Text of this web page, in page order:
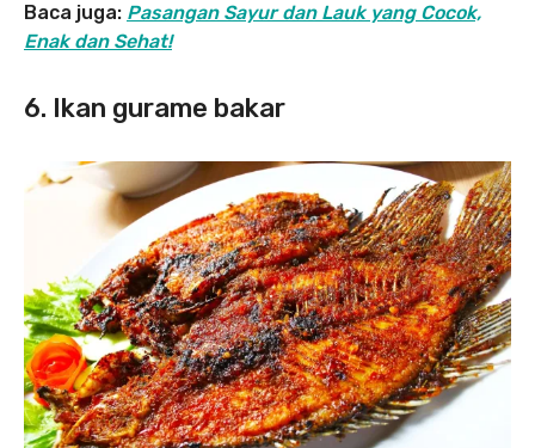
Baca juga: Pasangan Sayur dan Lauk yang Cocok,
Enak dan Sehat!
6. Ikan gurame bakar